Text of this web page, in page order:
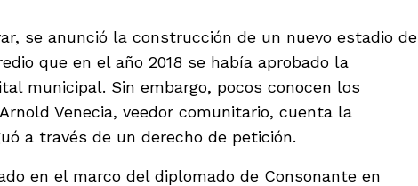
se anunció la construcción de un nuevo estadio de
que en el año 2018 se había aprobado la
municipal. Sin embargo, pocos conocen los
Venecia, veedor comunitario, cuenta la
a través de un derecho de petición.
en el marco del diplomado de Consonante en